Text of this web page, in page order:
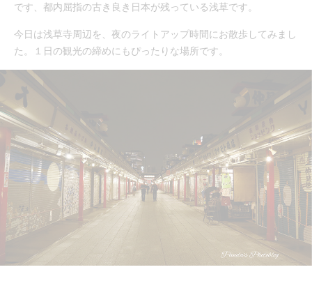
です、都内屈指の古き良き日本が残っている浅草です。
今日は浅草寺周辺を、夜のライトアップ時間にお散歩してみまし
た。１日の観光の締めにもぴったりな場所です。